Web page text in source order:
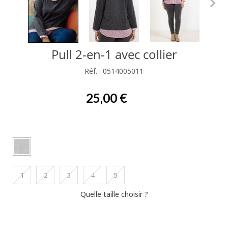
Pull 2-en-1 avec collier
Réf. : 0514005011
25,00 €
1 2 3 4 5
Quelle taille choisir ?